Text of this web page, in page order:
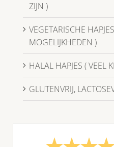
ZIJN )
VEGETARISCHE
MOGELIJKHEDEN )
HALAL HAPJES ( VEEL
GLUTENVRIJ,